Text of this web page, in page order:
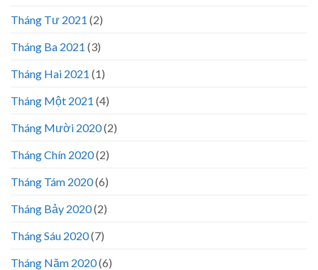
Tháng Tư 2021 (2)
Tháng Ba 2021 (3)
Tháng Hai 2021 (1)
Tháng Một 2021 (4)
Tháng Mười 2020(2)
Tháng Chín 2020(2)
Tháng Tám 2020(6)
Tháng Bảy 2020(2)
Tháng Sáu 2020(7)
Tháng Năm 2020(6)